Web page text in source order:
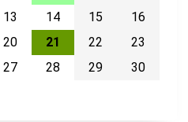
13 14 15
16
20 21 22
23
27 28 29
30